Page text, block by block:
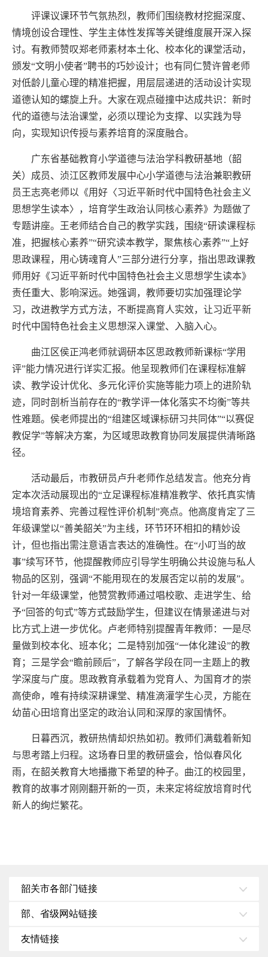
评课议课环节气氛热烈，教师们围绕教材挖掘深度、
情境创设合理性、学生主体性发挥等关键维度展开深入探
讨。有教师赞叹郑老师素材本土化、校本化的课堂活动，
颁发“文明小使者”聘书的巧妙设计；也有同仁赞许曾老师
对低龄儿童心理的精准把握，用层层递进的活动设计实现
道德认知的螺旋上升。大家在观点碰撞中达成共识：新时
代的道德与法治课堂，必须以理论为支撑、以实践为导
向，实现知识传授与素养培育的深度融合。
广东省基础教育小学道德与法治学科教研基地（韶
关）成员、浈江区教师发展中心小学道德与法治兼职教研
员王志亮老师以《用好〈习近平新时代中国特色社会主义
思想学生读本〉，培育学生政治认同核心素养》为题做了
专题讲座。王老师结合自己的教学实践，围绕“研读课程标
准，把握核心素养”“研究读本教学，聚焦核心素养”“上好
思政课程，用心铸魂育人”三部分进行分享，指出思政课教
师用好《习近平新时代中国特色社会主义思想学生读本》
责任重大、影响深远。她强调，教师要切实加强理论学
习，改进教学方式方法，不断提高育人实效，让习近平新
时代中国特色社会主义思想深入课堂、入脑入心。
曲江区侯正鸿老师就调研本区思政教师新课标“学用
评”能力情况进行详实汇报。他呈现教师们在课程标准解
读、教学设计优化、多元化评价实施等能力项上的进阶轨
迹，同时剖析当前存在的“教学评一体化落实不均衡”等共
性难题。侯老师提出的“组建区域课标研习共同体”“以赛促
教促学”等解决方案，为区域思政教育协同发展提供清晰路
径。
活动最后，市教研员卢升老师作总结发言。他充分肯
定本次活动展现出的“立足课程标准精准教学、依托真实情
境培育素养、完善过程性评价机制”亮点。他高度肯定了三
年级课堂以“善美韶关”为主线，环节环环相扣的精妙设
计，但也指出需注意语言表达的准确性。在“小叮当的故
事”续写环节，他提醒教师应引导学生明确公共设施与私人
物品的区别，强调“不能用现在的发展否定以前的发展”。
针对一年级课堂，他赞赏教师通过唱校歌、走进学生、给
予“回答的句式”等方式鼓励学生，但建议在情景递进与对
比方式上进一步优化。卢老师特别提醒青年教师：一是尽
量做到校本化、班本化；二是特别加强“一体化建设”的教
育；三是学会“瞻前顾后”，了解各学段在同一主题上的教
学深度与广度。思政教育承载着为党育人、为国育才的崇
高使命，唯有持续深耕课堂、精准滴灌学生心灵，方能在
幼苗心田培育出坚定的政治认同和深厚的家国情怀。
日暮西沉，教研热情却炽热如初。教师们满载着新知
与思考踏上归程。这场春日里的教研盛会，恰似春风化
雨，在韶关教育大地播撒下希望的种子。曲江的校园里，
教育的故事才刚刚翻开新的一页，未来定将绽放培育时代
新人的绚烂繁花。
韶关市各部门链接
部、省级网站链接
友情链接